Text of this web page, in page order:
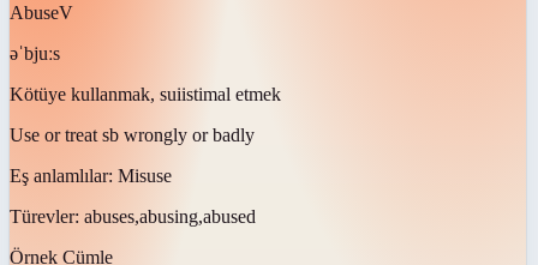
AbuseV
əˈbjuːs
Kötüye kullanmak, suiistimal etmek
Use or treat sb wrongly or badly
Eş anlamlılar: Misuse
Türevler: abuses,abusing,abused
Örnek Cümle